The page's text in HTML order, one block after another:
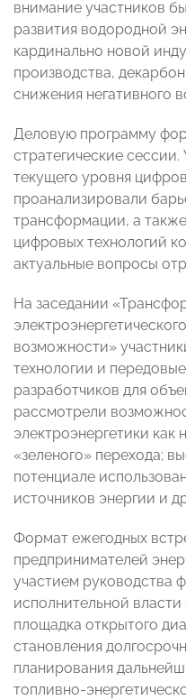
внимание участников
развития водородной
кардинально новой
производства,
снижения негативного
Деловую программу
стратегические
текущего уровня
проанализировали
трансформации, а
цифровых технологий
актуальные вопросы
На заседании
возможности»
технологии и
разработчиков для
рассмотрели
электроэнергетики как
«зеленого» перехода;
потенциале
источников энергии и
Формат ежегодных
предпринимателей
участием руководства
исполнительной
площадка открытого
становления
планирования
топливно-